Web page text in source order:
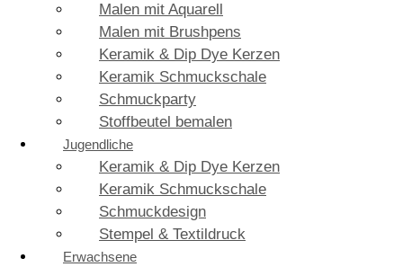
Malen mit Aquarell
Malen mit Brushpens
Keramik & Dip Dye Kerzen
Keramik Schmuckschale
Schmuckparty
Stoffbeutel bemalen
Jugendliche
Keramik & Dip Dye Kerzen
Keramik Schmuckschale
Schmuckdesign
Stempel & Textildruck
Erwachsene